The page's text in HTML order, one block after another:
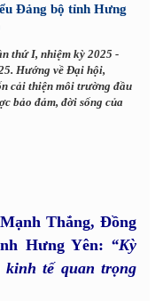
Đảng bộ tỉnh Hưng
thứ I, nhiệm kỳ 2025 -
Hướng về Đại hội,
cải thiện môi trường đầu
bảo đảm, đời sống của
Thắng, Đồng
Hưng Yên: “Kỳ
tế quan trọng